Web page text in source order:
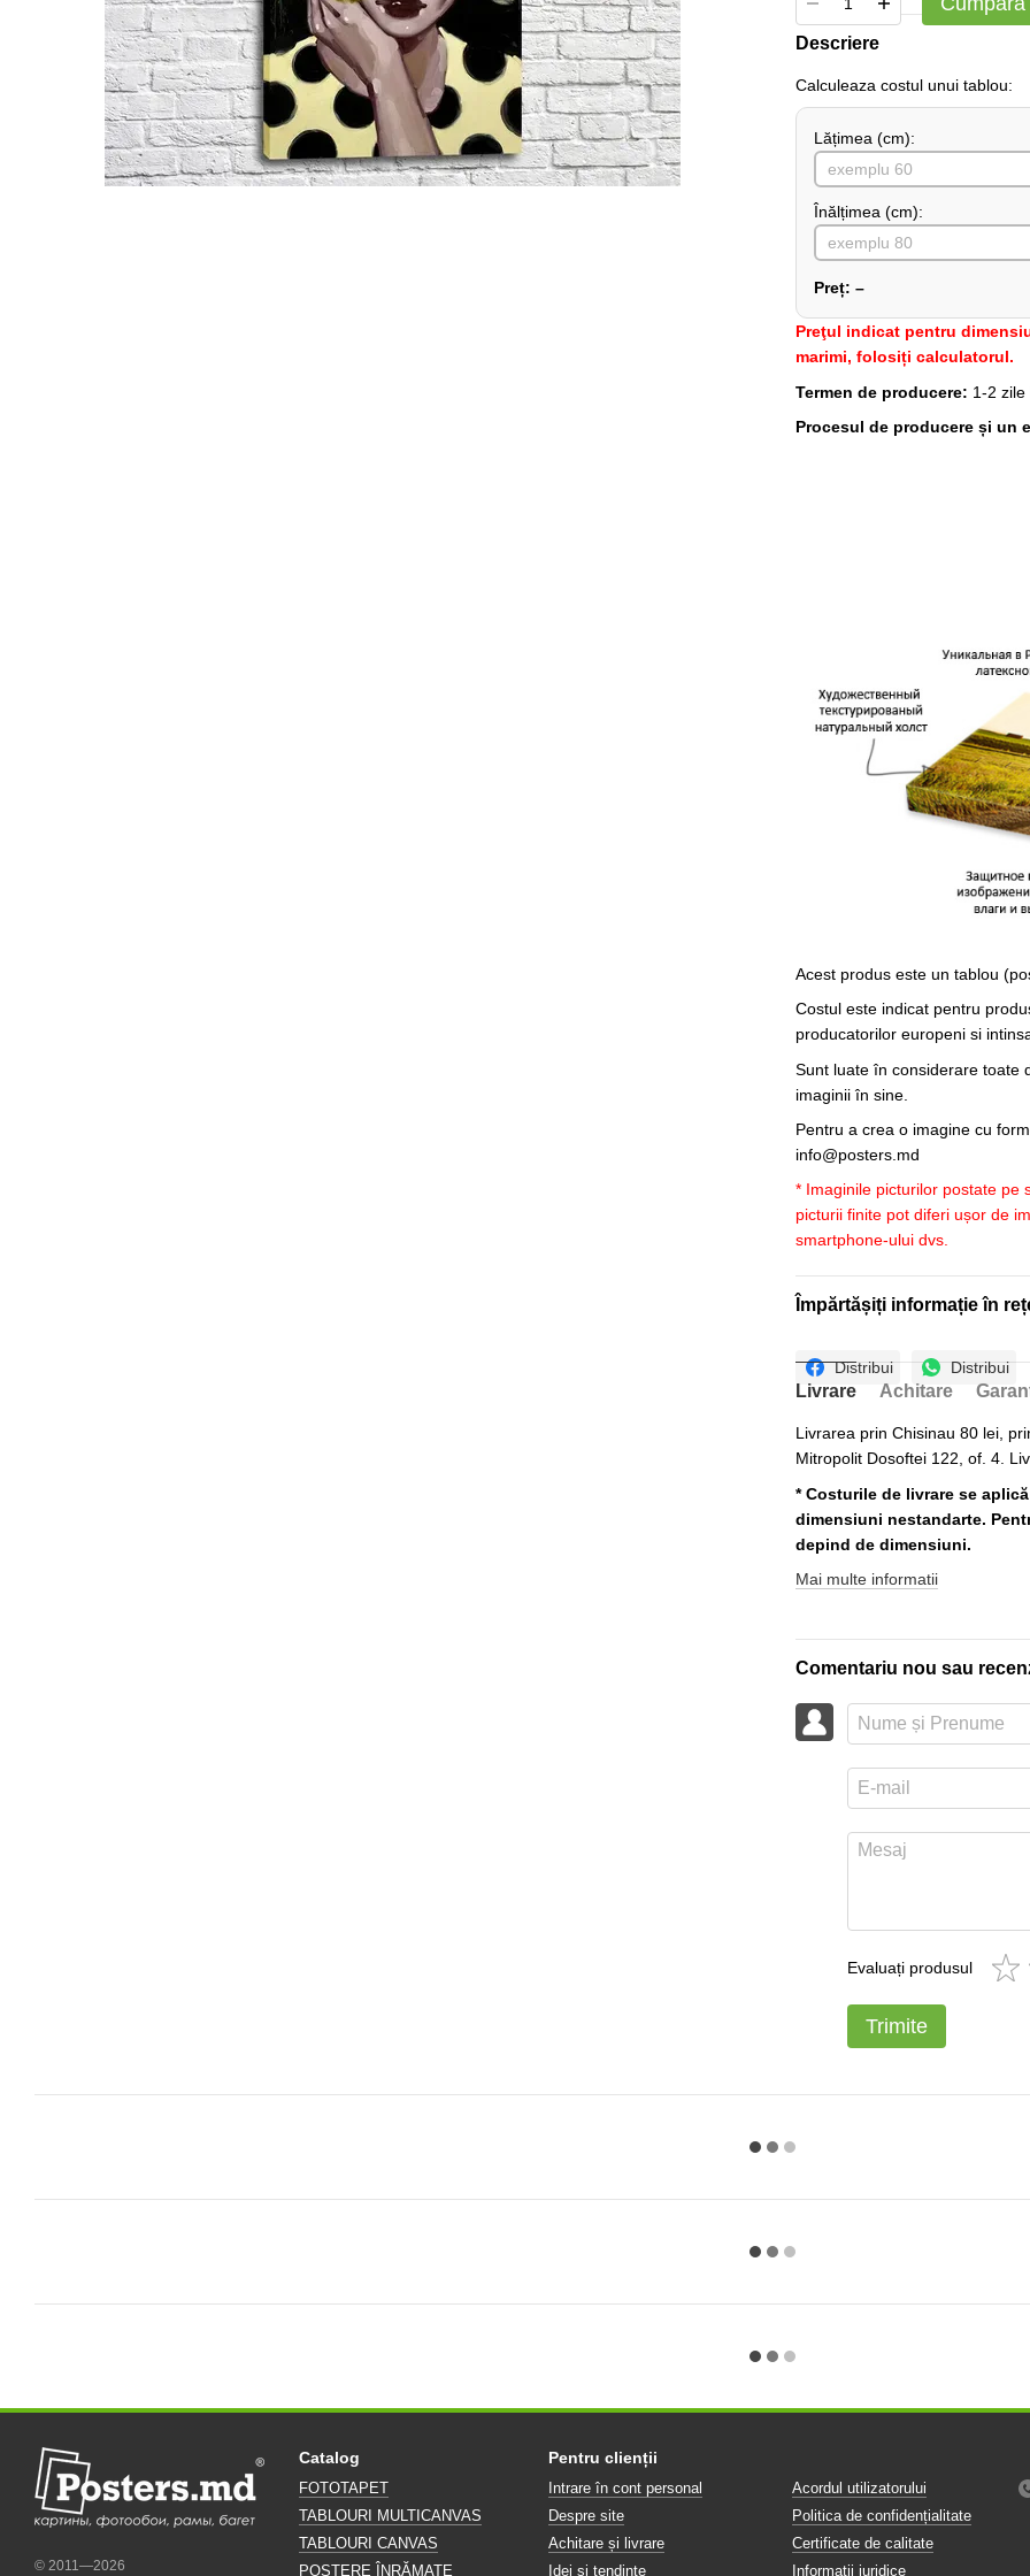
Descriere
Сalculeaza costul unui tablou:
Lățimea (сm):
Înălțimea (cm):
Preț: –
Preţul indicat pentru
marimi, folosiți calculatorul.
Termen de producere: 1-2
Procesul de producere și un
Acest produs este un tablou
Costul este indicat pentru
producatorilor europeni si
Sunt luate în considerare toate
imaginii în sine.
Pentru a crea o imagine cu
info@posters.md
* Imaginile picturilor postate pe
picturii finite pot diferi ușor de
smartphone-ului dvs.
Împărtășiți informație în
Distribui Distribui
Livrare Achitare
Livrarea prin Chisinau 80 lei,
Mitropolit Dosoftei 122, of. 4.
* Costurile de livrare se
dimensiuni nestandarte.
depind de dimensiuni.
Mai multe informatii
Comentariu nou sau
Evaluați produsul
Trimite
© 2011—2026
Catalog
FOTOTAPET
TABLOURI MULTICANVAS
TABLOURI CANVAS
POSTERE ÎNRĂMATE
Pentru clienții
Intrare în cont personal
Despre site
Achitare și livrare
Idei și tendințe
Acordul utilizatorului
Politica de confidențialitate
Certificate de calitate
Informații juridice